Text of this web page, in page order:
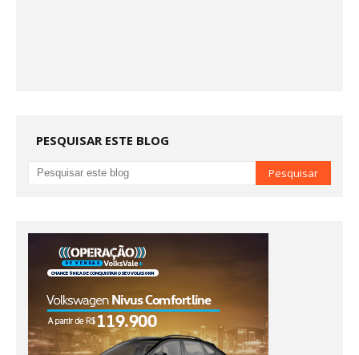
PESQUISAR ESTE BLOG